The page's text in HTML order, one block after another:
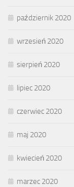
październik 2020
wrzesień 2020
sierpień 2020
lipiec 2020
czerwiec 2020
maj 2020
kwiecień 2020
marzec 2020